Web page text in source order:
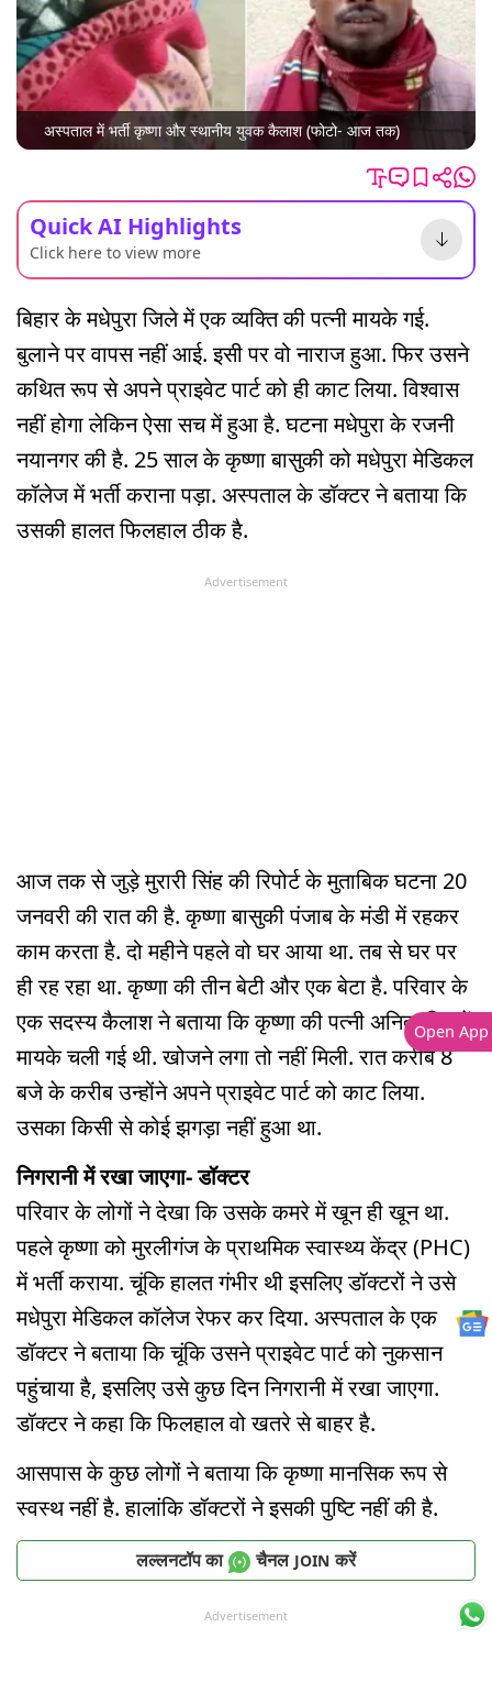
अस्पताल में भर्ती कृष्णा और स्थानीय युवक कैलाश (फोटो- आज तक)
Quick AI Highlights
Click here to view more
बिहार के मधेपुरा जिले में एक व्यक्ति की पत्नी मायके गई.
बुलाने पर वापस नहीं आई. इसी पर वो नाराज हुआ. फिर उसने
कथित रूप से अपने प्राइवेट पार्ट को ही काट लिया. विश्वास
नहीं होगा लेकिन ऐसा सच में हुआ है. घटना मधेपुरा के रजनी
नयानगर की है. 25 साल के कृष्णा बासुकी को मधेपुरा मेडिकल
कॉलेज में भर्ती कराना पड़ा. अस्पताल के डॉक्टर ने बताया कि
उसकी हालत फिलहाल ठीक है.
Advertisement
आज तक से जुड़े मुरारी सिंह की रिपोर्ट के मुताबिक घटना 20
जनवरी की रात की है. कृष्णा बासुकी पंजाब के मंडी में रहकर
काम करता है. दो महीने पहले वो घर आया था. तब से घर पर
ही रह रहा था. कृष्णा की तीन बेटी और एक बेटा है. परिवार के
एक सदस्य कैलाश ने बताया कि कृष्णा की पत्नी अनिता दिन में
मायके चली गई थी. खोजने लगा तो नहीं मिली. रात करीब 8
बजे के करीब उन्होंने अपने प्राइवेट पार्ट को काट लिया.
उसका किसी से कोई झगड़ा नहीं हुआ था.
निगरानी में रखा जाएगा- डॉक्टर
परिवार के लोगों ने देखा कि उसके कमरे में खून ही खून था.
पहले कृष्णा को मुरलीगंज के प्राथमिक स्वास्थ्य केंद्र (PHC)
में भर्ती कराया. चूंकि हालत गंभीर थी इसलिए डॉक्टरों ने उसे
मधेपुरा मेडिकल कॉलेज रेफर कर दिया. अस्पताल के एक
डॉक्टर ने बताया कि चूंकि उसने प्राइवेट पार्ट को नुकसान
पहुंचाया है, इसलिए उसे कुछ दिन निगरानी में रखा जाएगा.
डॉक्टर ने कहा कि फिलहाल वो खतरे से बाहर है.
आसपास के कुछ लोगों ने बताया कि कृष्णा मानसिक रूप से
स्वस्थ नहीं है. हालांकि डॉक्टरों ने इसकी पुष्टि नहीं की है.
लल्लनटॉप का चैनल JOIN करें
Advertisement
Open App